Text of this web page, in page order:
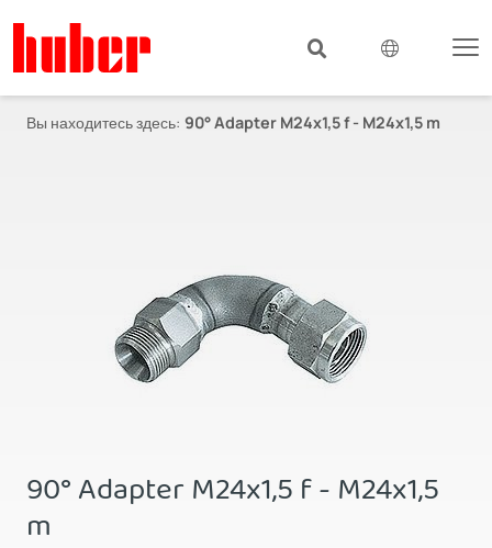
Вы находитесь здесь: 90° Adapter M24x1,5 f - M24x1,5 m
90° Adapter M24x1,5 f - M24x1,5
m